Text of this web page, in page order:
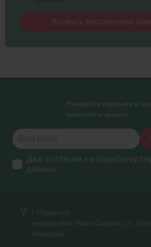
Вызвать бесплатного
Узнавайте первыми о
новостях и акциях
Даю согласие на обработку
данных